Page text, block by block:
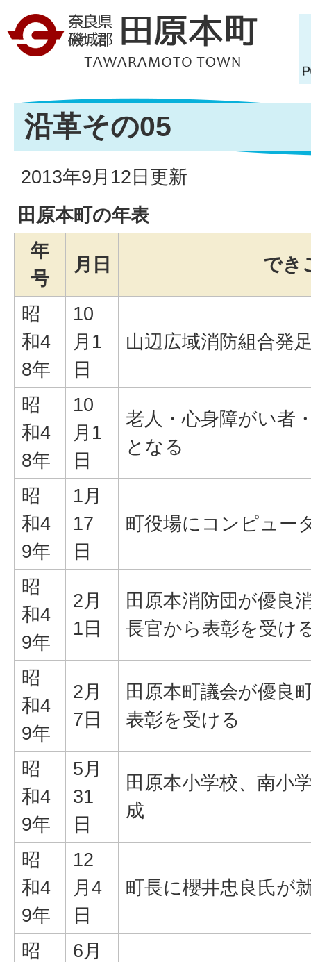
沿革その05
2013年9月12日更新
田原本町の年表
年
号
月日 でき
昭
和4
8年
10
月1
日
山辺広域消防組合発
昭
和4
8年
10
月1
日
老人・心身障がい者
となる
昭
和4
9年
1月
17
日
町役場にコンピュー
昭
和4
9年
2月
1日
田原本消防団が優良
長官から表彰を受け
昭
和4
9年
2月
7日
田原本町議会が優良
表彰を受ける
昭
和4
9年
5月
31
日
田原本小学校、南小
成
昭
和4
9年
12
月4
日
町長に櫻井忠良氏が
昭
6月